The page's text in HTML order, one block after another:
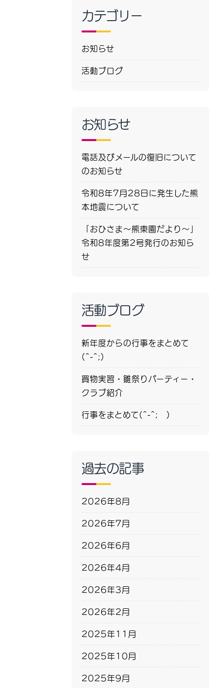
カテゴリー
お知らせ
活動ブログ
お知らせ
電話及びメールの復旧について
のお知らせ
令和8年7月28日に発生した熊
本地震について
「おひさま～熊東園だより～」
令和8年度第2号発行のお知ら
せ
活動ブログ
新年度からの行事をまとめて
(^-^;)
買物実習・雛祭りパーティー・
クラブ紹介
行事をまとめて(^-^; )
過去の記事
2026年8月
2026年7月
2026年6月
2026年4月
2026年3月
2026年2月
2025年11月
2025年10月
2025年9月